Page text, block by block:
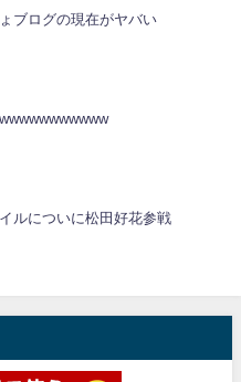
ブログの現在がヤバい
ルについに松田好花参戦